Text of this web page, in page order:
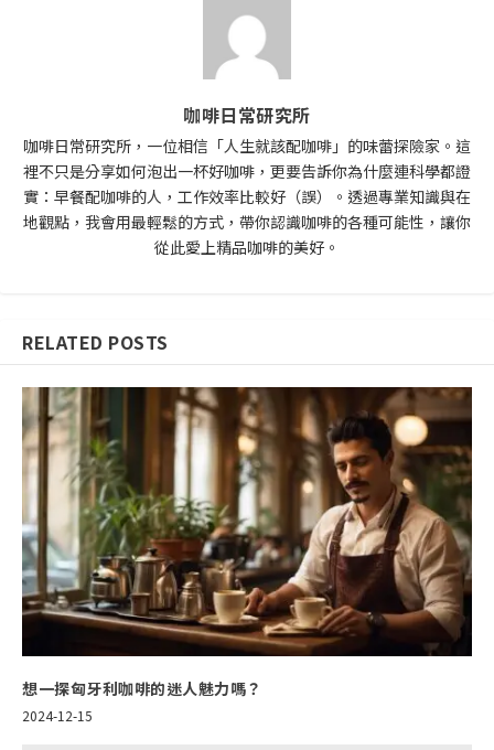
咖啡日常研究所
咖啡日常研究所，一位相信「人生就該配咖啡」的味蕾探險家。這
裡不只是分享如何泡出一杯好咖啡，更要告訴你為什麼連科學都證
實：早餐配咖啡的人，工作效率比較好（誤）。透過專業知識與在
地觀點，我會用最輕鬆的方式，帶你認識咖啡的各種可能性，讓你
從此愛上精品咖啡的美好。
RELATED POSTS
想一探匈牙利咖啡的迷人魅力嗎？
2024-12-15